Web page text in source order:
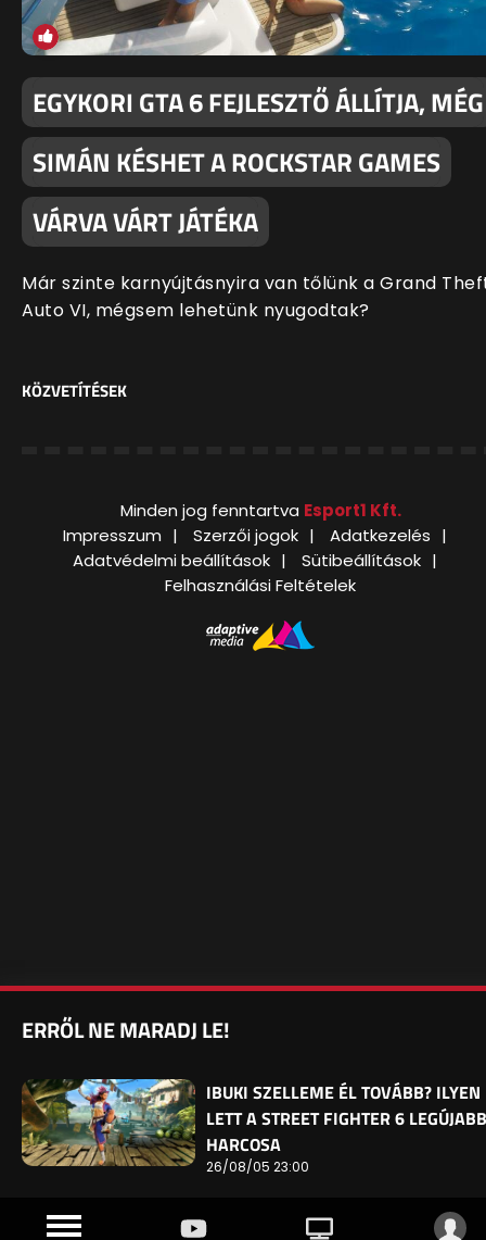
EGYKORI GTA 6 FEJLESZTŐ ÁLLÍTJA, MÉG
SIMÁN KÉSHET A ROCKSTAR GAMES
VÁRVA VÁRT JÁTÉKA
Már szinte karnyújtásnyira van tőlünk a Grand
Auto VI, mégsem lehetünk nyugodtak?
KÖZVETÍTÉSEK
Minden jog fenntartva Esport1 Kft.
Impresszum
Szerzői jogok
Adatkezelés
Adatvédelmi beállítások
Sütibeállítások
Felhasználási Feltételek
ERRŐL NE MARADJ LE!
IBUKI SZELLEME ÉL TOVÁBB? ILYEN
LETT A STREET FIGHTER 6 LEGÚJABB
HARCOSA
26/08/05 23:00